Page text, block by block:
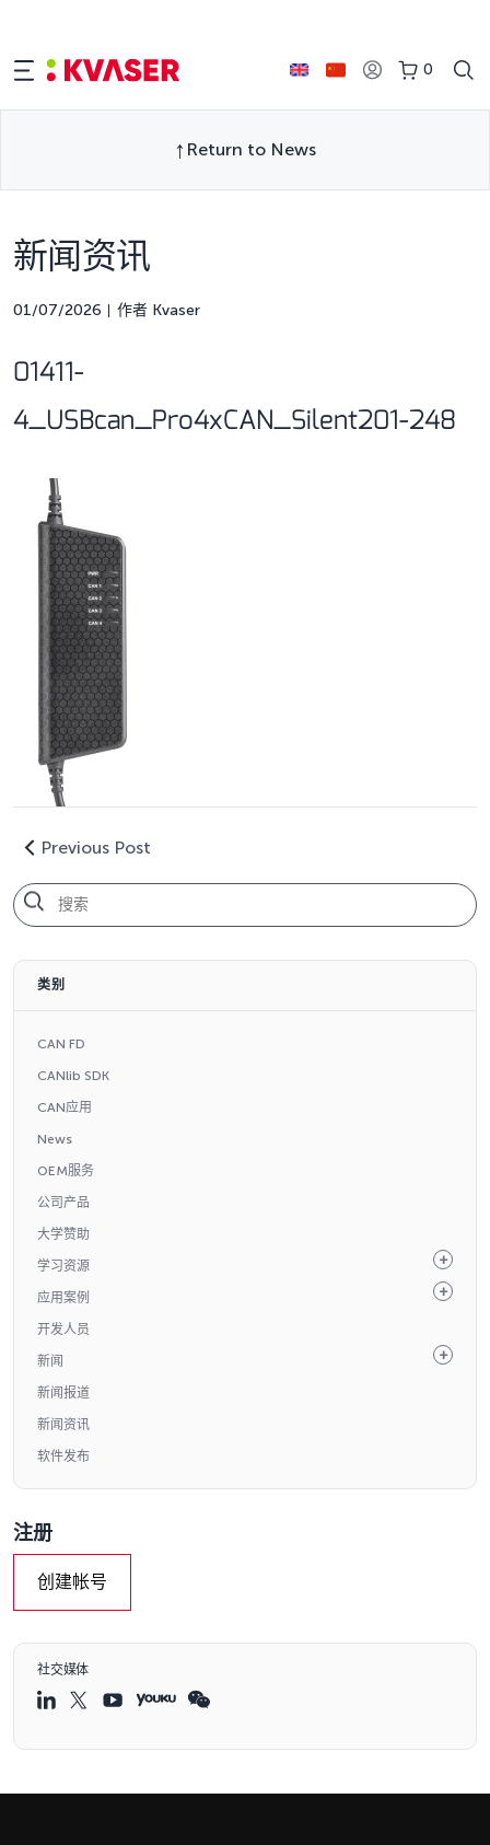
0
Return to News
新闻资讯
01/07/2026 作者 Kvaser
01411-
4_USBcan_Pro4xCAN_Silent201-248
Previous Post
类别
CAN FD
CANlib SDK
CAN应用
News
OEM服务
公司产品
大学赞助
学习资源
应用案例
开发人员
新闻
新闻报道
新闻资讯
软件发布
注册
创建帐号
社交媒体